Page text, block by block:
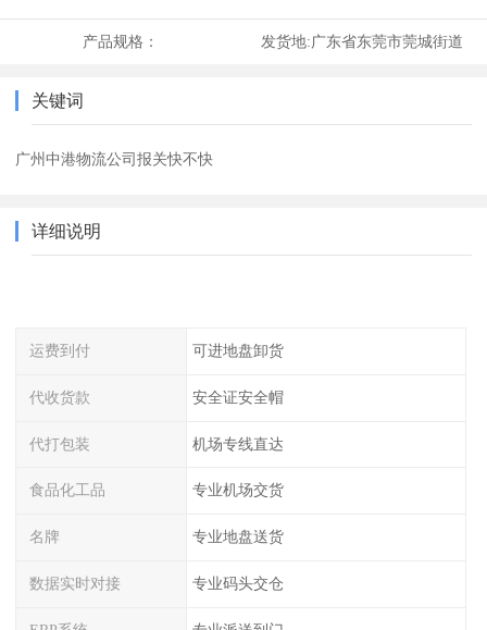
产品规格： 发货地:广东省东莞市莞城街道
关键词
广州中港物流公司报关快不快
详细说明
运费到付 可进地盘卸货
代收货款 安全证安全帽
代打包装 机场专线直达
食品化工品 专业机场交货
名牌 专业地盘送货
数据实时对接 专业码头交仓